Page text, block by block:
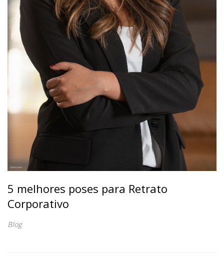
5 melhores poses para Retrato
Corporativo
Blog